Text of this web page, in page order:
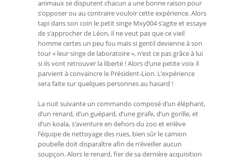
animaux se disputent chacun a une bonne raison pour
s’opposer ou au contraire vouloir cette expérience. Alors
tapi dans son coin le petit singe Mxy004 s’agite et essaye
de s’approcher de Léon, il ne veut pas que ce vieil
homme certes un peu fou mais si gentil devienne à son
tour « leur singe de laboratoire », n’est ce pas grâce à lui
si ils vont retrouver la liberté ! Alors d’une petite voix il
parvient à convaincre le Président-Lion. L’expérience
sera faite sur quelques personnes au hasard !
La nuit suivante un commando composé d’un éléphant,
d’un renard, d’un guépard, d’une girafe, d’un gorille, et
d’un koala, s’aventure en dehors du zoo et enlève
l’équipe de nettoyage des rues, bien sûr le camion
poubelle doit disparaître afin de n’éveiller aucun
soupçon. Alors le renard, fier de sa dernière acquisition